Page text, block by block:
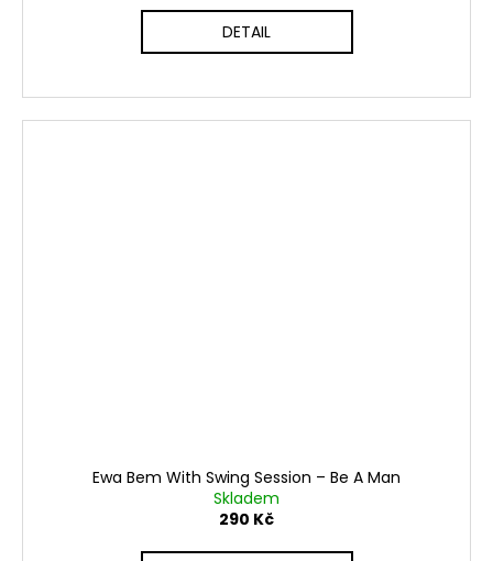
DETAIL
Ewa Bem With Swing Session ‎– Be A Man
Skladem
290 Kč